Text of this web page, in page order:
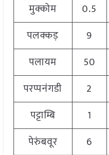
मुक्कोम
0.5
पलक्कड़
9
पलायम
50
परप्पनंगडी
2
पट्टाम्बि
1
पेरुंबवूर
6